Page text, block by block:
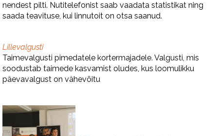
nendest pilti. Nutitelefonist saab vaadata statistikat ning
saada teavituse, kui linnutoit on otsa saanud.
Lillevalgusti
Taimevalgusti pimedatele kortermajadele. Valgusti, mis
soodustab taimede kasvamist oludes, kus loomulikku
päevavalgust on vähevõitu